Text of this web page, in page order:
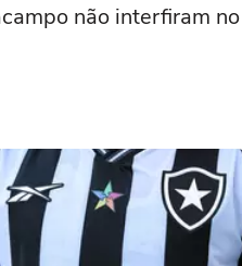
não interfiram no